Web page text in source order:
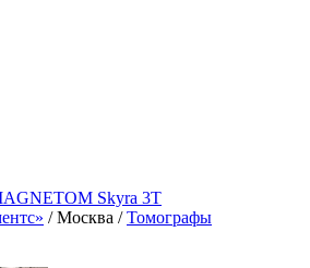
Skyra 3T
/ Москва /Томографы